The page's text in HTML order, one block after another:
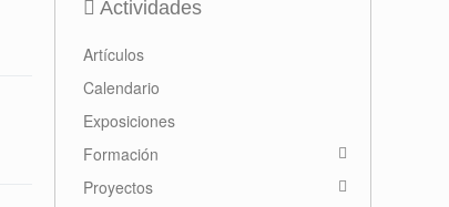
Actividades
Artículos
Calendario
Exposiciones
Formación
Proyectos